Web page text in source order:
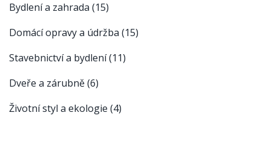
Bydlení a zahrada (15)
Domácí opravy a údržba (15)
Stavebnictví a bydlení(11)
Dveře a zárubně(6)
Životní styl a ekologie (4)